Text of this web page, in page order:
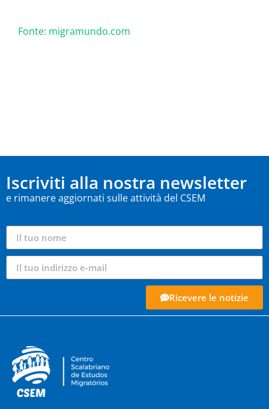
Fonte: migramundo.com
Iscriviti alla nostra newsletter
e rimanere aggiornati sulle attività del CSEM
Ricevere le notizie